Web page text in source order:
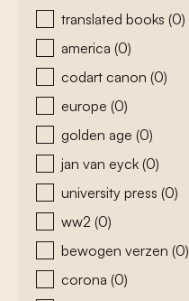
translated books (0)
america (0)
codart canon (0)
europe (0)
golden age (0)
jan van eyck (0)
university press (0)
ww2 (0)
bewogen verzen (0)
corona (0)